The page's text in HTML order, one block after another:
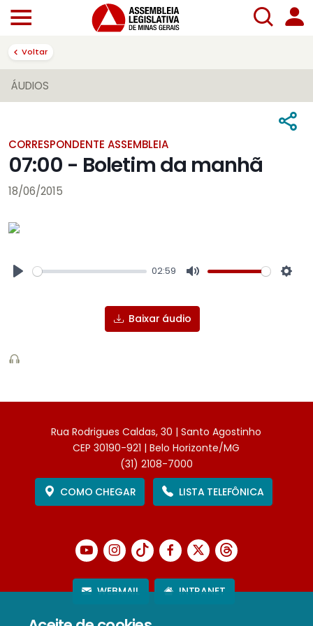
Voltar
ÁUDIOS
CORRESPONDENTE ASSEMBLEIA
07:00 - Boletim da manhã
18/06/2015
02:59
Baixar áudio
Rua Rodrigues Caldas, 30 | Santo Agostinho
CEP 30190-921 | Belo Horizonte/MG
(31) 2108-7000
COMO CHEGAR
LISTA TELEFÔNICA
WEBMAIL INTRANET